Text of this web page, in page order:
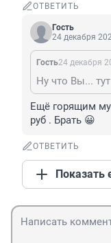
ОТВЕТИТЬ
Гость
24 декабря
Гость24 декабря
Ещё горящим
руб . Брать 😀
ОТВЕТИТЬ
Показать